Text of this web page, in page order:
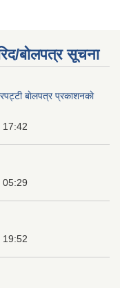
बोलपत्र सूचना
बाेलपत्र प्रकाशनकाे
17:42
05:29
19:52